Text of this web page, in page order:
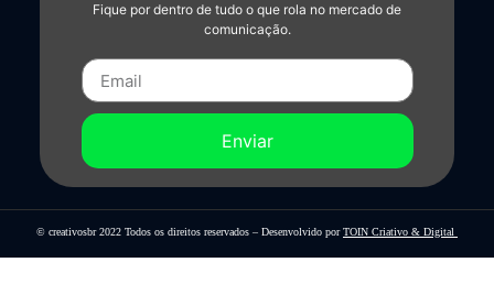
Fique por dentro de tudo o que rola no mercado de
comunicação.
Enviar
© creativosbr 2022 Todos os direitos reservados – Desenvolvido porTOIN Criativo & Digital